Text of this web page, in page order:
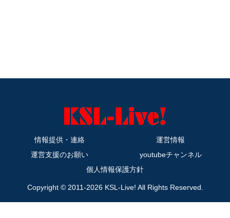
情報提供・連絡
運営情報
運営支援のお願い
youtubeチャンネル
個人情報保護方針
Copyright © 2011-2026 KSL-Live! All Rights Reserved.